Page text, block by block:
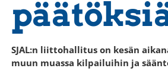
SJAL:n liittohallitus on kesän
muun muassa kilpailuihin ja